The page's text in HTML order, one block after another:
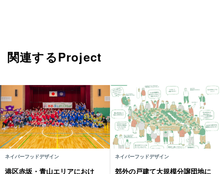
関連するProject
ネイバーフッドデザイン
港区赤坂・青山エリアにおけ
ネイバーフッドデザイン
郊外の戸建て大規模分譲団地に